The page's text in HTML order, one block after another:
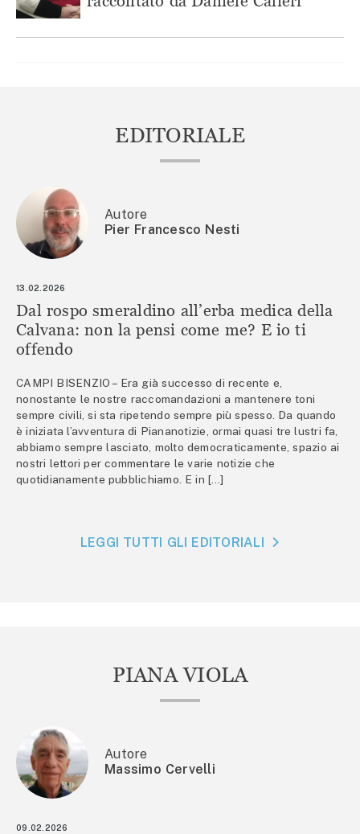
EDITORIALE
Autore
Pier Francesco Nesti
13.02.2026
Dal rospo smeraldino all’erba medica della
Calvana: non la pensi come me? E io ti
offendo
CAMPI BISENZIO – Era già successo di recente e,
nonostante le nostre raccomandazioni a mantenere toni
sempre civili, si sta ripetendo sempre più spesso. Da quando
è iniziata l’avventura di Piananotizie, ormai quasi tre lustri fa,
abbiamo sempre lasciato, molto democraticamente, spazio ai
nostri lettori per commentare le varie notizie che
quotidianamente pubblichiamo. E in […]
LEGGI TUTTI GLI EDITORIALI
PIANA VIOLA
Autore
Massimo Cervelli
09.02.2026